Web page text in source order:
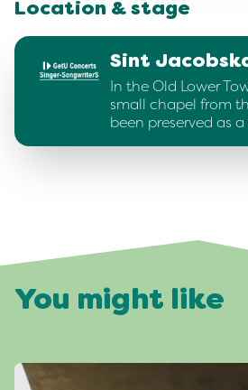
Location & stage
Sint
In the Old Lower
small chapel from
been preserved as
You might like